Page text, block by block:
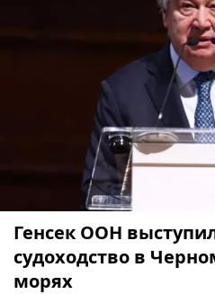
Генсек ООН
судоходство в
морях